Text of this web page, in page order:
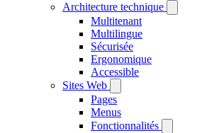
Architecture technique
Multitenant
Multilingue
Sécurisée
Ergonomique
Accessible
Sites Web
Pages
Menus
Fonctionnalités